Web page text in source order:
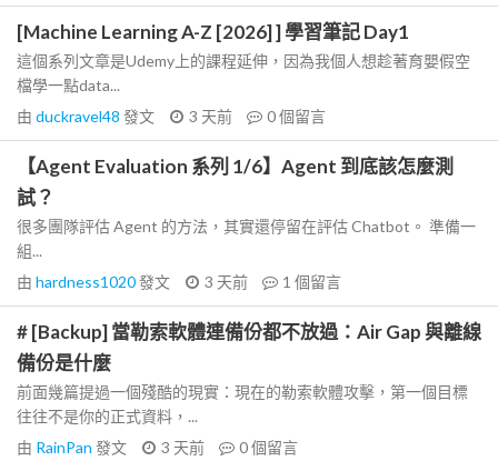
[Machine Learning A-Z [2026] ] 學習筆記 Day1
這個系列文章是Udemy上的課程延伸，因為我個人想趁著育嬰假空
檔學一點data...
由 duckravel48 發文 3 天前 0個留言
【Agent Evaluation 系列 1/6】Agent 到底該怎麼測
試？
很多團隊評估 Agent 的方法，其實還停留在評估 Chatbot。 準備一
組...
由 hardness1020發文 3 天前 1 個留言
# [Backup] 當勒索軟體連備份都不放過：Air Gap 與離線
備份是什麼
前面幾篇提過一個殘酷的現實：現在的勒索軟體攻擊，第一個目標
往往不是你的正式資料，...
由 RainPan 發文 3 天前 0個留言